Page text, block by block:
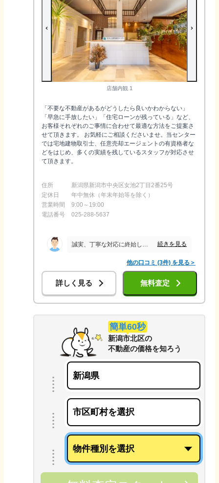
店舗内観 1
「不要な不動産があるがどうしたら良いかわからない」
「早急に手放したい」「住宅ローンが残っている」など、
お客様それぞれのご事情に合わせて最適な方法をご提案さ
せて頂きます。 お気軽にご相談くださいませ。当センター
では宅地建物取引士、任意売却エージェントの有資格者な
どをはじめ、多くの実績を残しているスタッフが対応させ
て頂きます。
住所
新潟県新潟市中央区女池2丁目2番25号
定休日
年中無休（年末年始等を除く）
営業時間
9:00～19:00
電話番号
025-288-5637
続きを見る
他の口コミ (3件) を見る＞
詳しく見る 無料査定
簡単60秒
新潟市北区の
不動産の価格を知ろう